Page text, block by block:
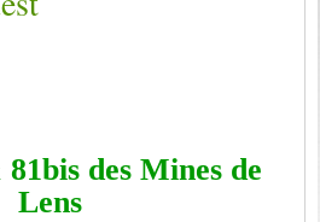
des Mines de
Lens